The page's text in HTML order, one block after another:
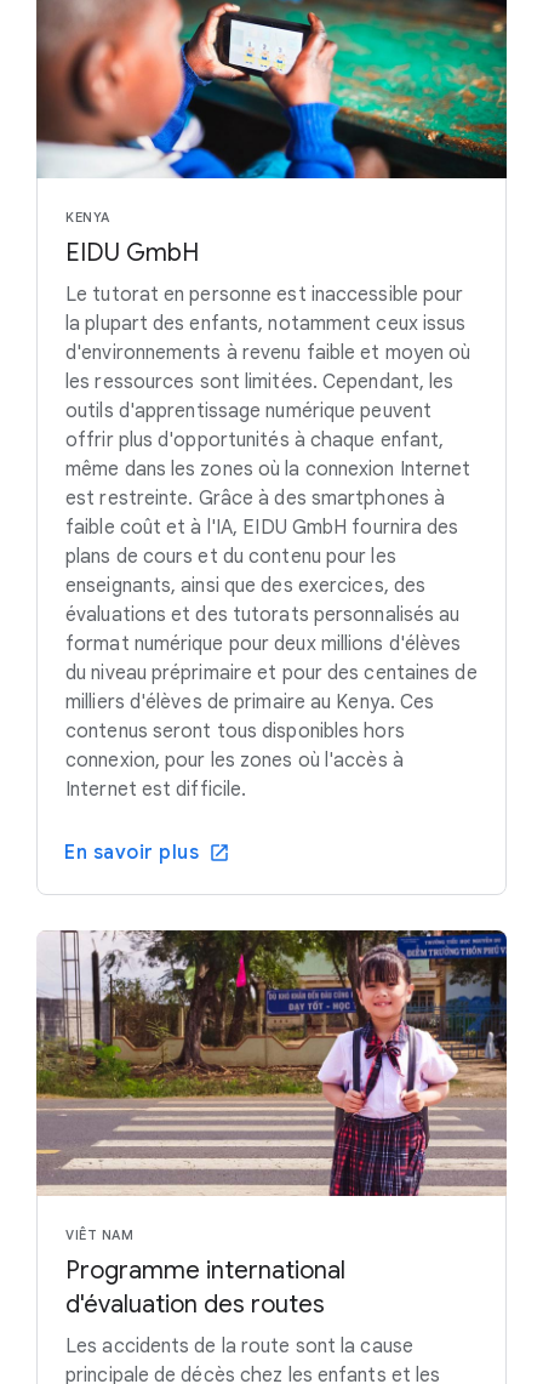
KENYA
EIDU GmbH
Le tutorat en personne est inaccessible pour
la plupart des enfants, notamment ceux issus
d'environnements à revenu faible et moyen où
les ressources sont limitées. Cependant, les
outils d'apprentissage numérique peuvent
offrir plus d'opportunités à chaque enfant,
même dans les zones où la connexion Internet
est restreinte. Grâce à des smartphones à
faible coût et à l'IA, EIDU GmbH fournira des
plans de cours et du contenu pour les
enseignants, ainsi que des exercices, des
évaluations et des tutorats personnalisés au
format numérique pour deux millions d'élèves
du niveau préprimaire et pour des centaines de
milliers d'élèves de primaire au Kenya. Ces
contenus seront tous disponibles hors
connexion, pour les zones où l'accès à
Internet est difficile.
En savoir plus
VIÊT NAM
Programme international
d'évaluation des routes
Les accidents de la route sont la cause
principale de décès chez les enfants et les